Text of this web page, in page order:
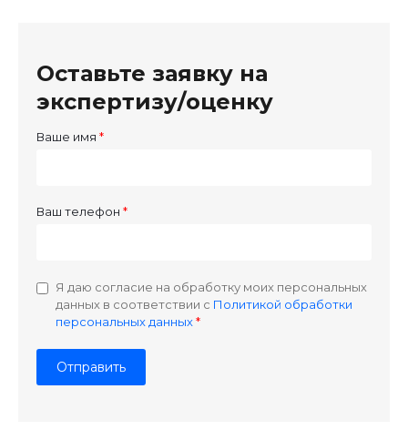
Оставьте заявку на
экспертизу/оценку
Ваше имя
Ваш телефон
Я даю согласие на обработку моих персональных
данных в соответствии с Политикой обработки
персональных данных